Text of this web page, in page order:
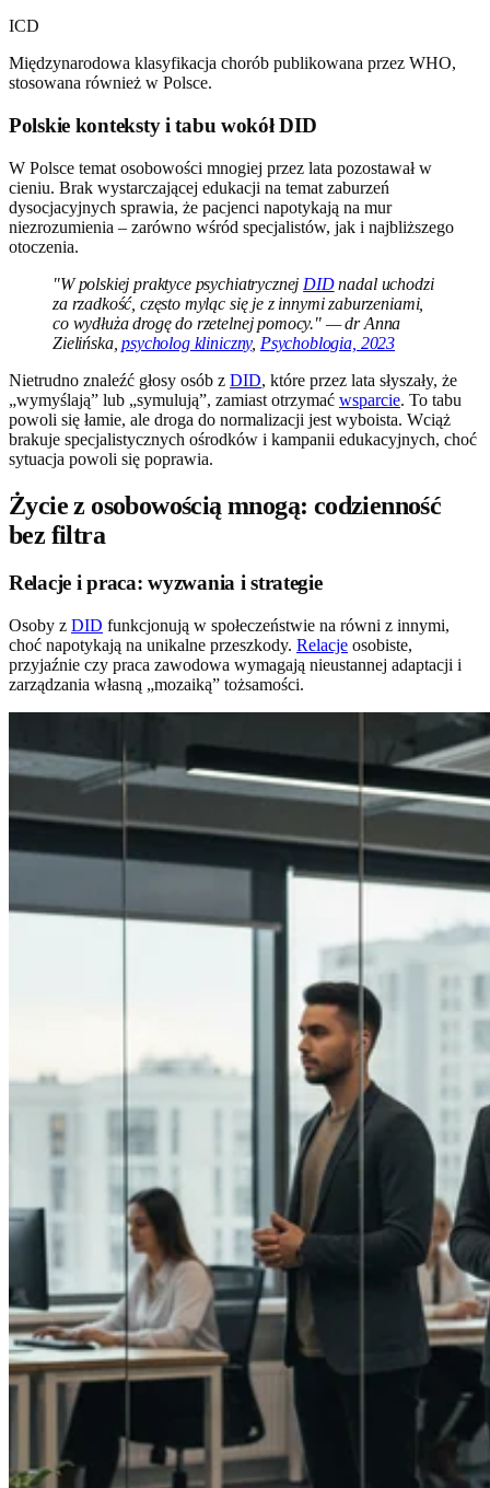
ICD
Międzynarodowa klasyfikacja chorób publikowana przez WHO,
stosowana również w Polsce.
Polskie konteksty i tabu wokół DID
W Polsce temat osobowości mnogiej przez lata pozostawał w
cieniu. Brak wystarczającej edukacji na temat zaburzeń
dysocjacyjnych sprawia, że pacjenci napotykają na mur
niezrozumienia – zarówno wśród specjalistów, jak i najbliższego
otoczenia.
"W polskiej praktyce psychiatrycznej DIDnadal uchodzi
za rzadkość, często myląc się je z innymi zaburzeniami,
co wydłuża drogę do rzetelnej pomocy." — dr Anna
Zielińska,psycholog kliniczny, Psychoblogia, 2023
Nietrudno znaleźć głosy osób z DID, które przez lata słyszały, że
„wymyślają” lub „symulują”, zamiast otrzymać wsparcie. To tabu
powoli się łamie, ale droga do normalizacji jest wyboista. Wciąż
brakuje specjalistycznych ośrodków i kampanii edukacyjnych, choć
sytuacja powoli się poprawia.
Życie z osobowością mnogą: codzienność
bez filtra
Relacje i praca: wyzwania i strategie
Osoby z DID funkcjonują w społeczeństwie na równi z innymi,
choć napotykają na unikalne przeszkody. Relacje osobiste,
przyjaźnie czy praca zawodowa wymagają nieustannej adaptacji i
zarządzania własną „mozaiką” tożsamości.